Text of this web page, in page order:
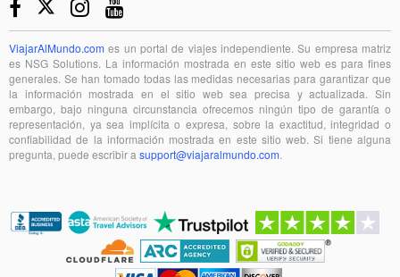
ViajarAlMundo.com es un portal de viajes independiente. Su empresa matriz
es NSG Solutions. La información mostrada en este sitio web es para fines
generales. Se han tomado todas las medidas necesarias para garantizar que
la información mostrada en el sitio web sea precisa y actualizada. Sin
embargo, bajo ninguna circunstancia ofrecemos ningún tipo de garantía o
representación, ya sea implícita o expresa, sobre la exactitud, integridad o
confiabilidad de la información mostrada en este sitio web. Si tiene alguna
pregunta, puede escribir a support@viajaralmundo.com.